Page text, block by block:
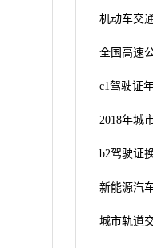
机动车交
全国高速
c1驾驶证
2018年城
b2驾驶证
新能源汽
城市轨道